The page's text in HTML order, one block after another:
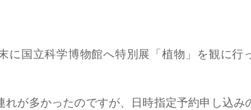
に国立科学博物館へ特別展「植物」を観に行
れが多かったのですが、日時指定予約申し込み